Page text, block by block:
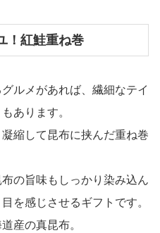
！紅鮭重ね巻
ルメがあれば、繊細なテイ
あります。
縮して昆布に挟んだ重ね巻
の旨味もしっかり染み込ん
を感じさせるギフトです。
産の真昆布。